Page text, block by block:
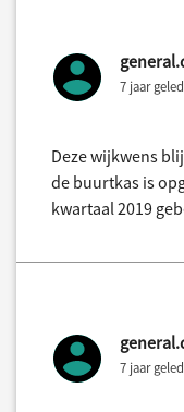
7 jaar
Deze wijkwens
de buurtkas is
kwartaal 2019
7 jaar